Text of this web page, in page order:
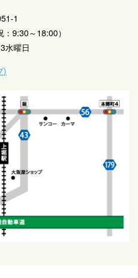
1
9:30～18:00）
水曜日
)